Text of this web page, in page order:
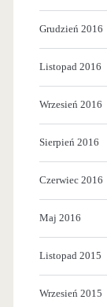
Grudzień 2016
Listopad 2016
Wrzesień 2016
Sierpień 2016
Czerwiec 2016
Maj 2016
Listopad 2015
Wrzesień 2015